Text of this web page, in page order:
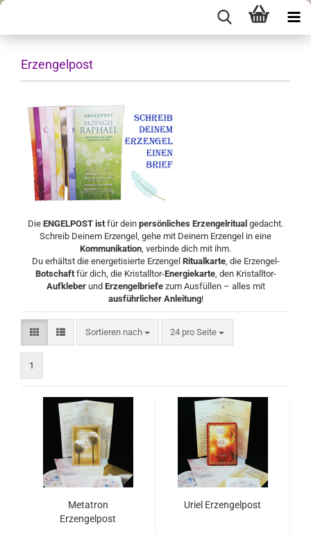
Erzengelpost
Die ENGELPOST istfür dein persönliches Erzengelritual gedacht.
Schreib Deinem Erzengel, gehe mit Deinem Erzengel in eine
Kommunikation, verbinde dich mit ihm.
Du erhältst die energetisierte Erzengel Ritualkarte, die Erzengel-
Botschaftfür dich, die Kristalltor-Energiekarte, den Kristalltor-
Aufkleberund Erzengelbriefezum Ausfüllen – alles mit
ausführlicher Anleitung!
Sortieren nach
Sortieren nach 24 pro Seite
pro Seite
1
Metatron
Erzengelpost
Uriel Erzengelpost